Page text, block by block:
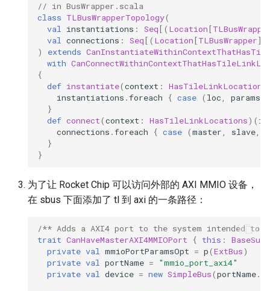
// in BusWrapper.scala
class TLBusWrapperTopology(
val instantiations : Seq[( Location[
val connections : Seq[( Location[TLBusWrapper],
)
extends
with
{
def instantiate(context : HasTileLinkLocations
instantiations .foreach { case ( loc, params
}
def connect(context : HasTileLinkLocations)(
connections .foreach { case (master, slave,
}
}
为了让 Rocket Chip 可以访问外部的 AXI MMIO 设备，
在 sbus 下面添加了 tl 到 axi 的一条路径：
/** Adds a AXI4 port to the system intended to
trait CanHaveMasterAXI4MMIOPort { this :
private val mmioPortParamsOpt = p(ExtBus)
private val portName =
"mmio_port_axi4"
private val device = new SimpleBus(portName.